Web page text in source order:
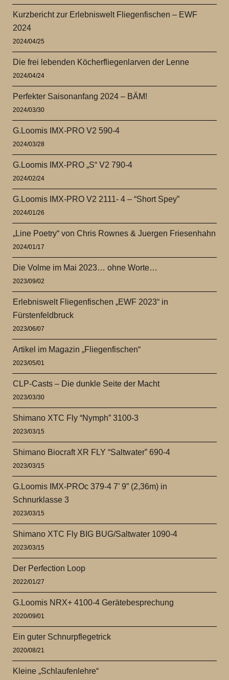
Kurzbericht zur Erlebniswelt Fliegenfischen – EWF
2024
2024/04/25
Die frei lebenden Köcherfliegenlarven der Lenne
2024/04/24
Perfekter Saisonanfang 2024 – BÄM!
2024/03/30
G.Loomis IMX-PRO V2 590-4
2024/03/28
G.Loomis IMX-PRO „S“ V2 790-4
2024/02/24
G.Loomis IMX-PRO V2 2111- 4 – “Short Spey”
2024/01/26
„Line Poetry“ von Chris Rownes & Juergen Friesenhahn
2024/01/17
Die Volme im Mai 2023… ohne Worte…
2023/09/02
Erlebniswelt Fliegenfischen „EWF 2023“ in
Fürstenfeldbruck
2023/06/07
Artikel im Magazin „Fliegenfischen“
2023/05/01
CLP-Casts – Die dunkle Seite der Macht
2023/03/30
Shimano XTC Fly “Nymph” 3100-3
2023/03/15
Shimano Biocraft XR FLY “Saltwater” 690-4
2023/03/15
G.Loomis IMX-PROc 379-4 7’ 9” (2,36m) in
Schnurklasse 3
2023/03/15
Shimano XTC Fly BIG BUG/Saltwater 1090-4
2023/03/15
Der Perfection Loop
2022/01/27
G.Loomis NRX+ 4100-4 Gerätebesprechung
2020/09/01
Ein guter Schnurpflegetrick
2020/08/21
Kleine „Schlaufenlehre“